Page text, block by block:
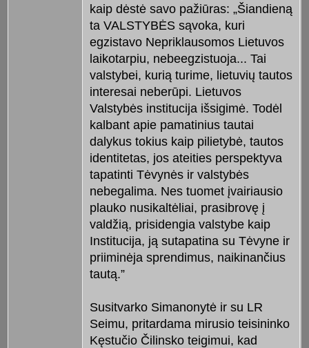
kaip dėstė savo pažiūras: „Šiandieną
ta VALSTYBĖS sąvoka, kuri
egzistavo Nepriklausomos Lietuvos
laikotarpiu, nebeegzistuoja... Tai
valstybei, kurią turime, lietuvių tautos
interesai neberūpi. Lietuvos
Valstybės institucija išsigimė. Todėl
kalbant apie pamatinius tautai
dalykus tokius kaip pilietybė, tautos
identitetas, jos ateities perspektyva
tapatinti Tėvynės ir valstybės
nebegalima. Nes tuomet įvairiausio
plauko nusikaltėliai, prasibrovę į
valdžią, prisidengia valstybe kaip
Institucija, ją sutapatina su Tėvyne ir
priiminėja sprendimus, naikinančius
tautą.”
Susitvarko Simanonytė ir su LR
Seimu, pritardama mirusio teisininko
Kęstučio Čilinsko teigimui, kad